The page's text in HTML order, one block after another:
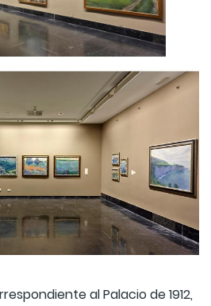
al Palacio de 1912,